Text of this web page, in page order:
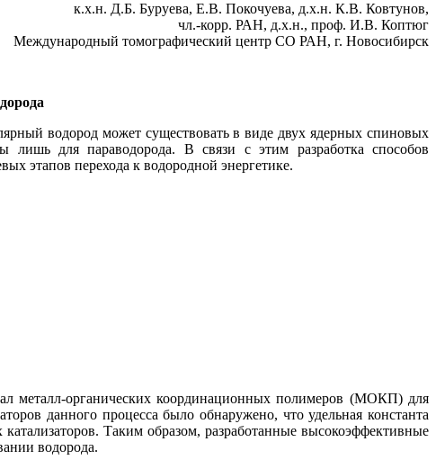
к.х.н. Д.Б. Буруева, Е.В. Покочуева, д.х.н. К.В. Ковтунов,
чл.-корр. РАН, д.х.н., проф. И.В. Коптюг
Международный томографический центр СО РАН, г. Новосибирск
водород может существовать в виде двух ядерных спиновых
лишь для параводорода. В связи с этим разработка способов
этапов перехода к водородной энергетике.
металл-органических координационных полимеров (МОКП) для
данного процесса было обнаружено, что удельная константа
Таким образом, разработанные высокоэффективные
водорода.